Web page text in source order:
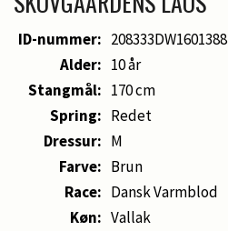
ID-nummer: 208333DW1601388
Alder: 10 år
Stangmål: 170 cm
Spring: Redet
Dressur: M
Farve: Brun
Race: Dansk Varmblod
Køn: Vallak